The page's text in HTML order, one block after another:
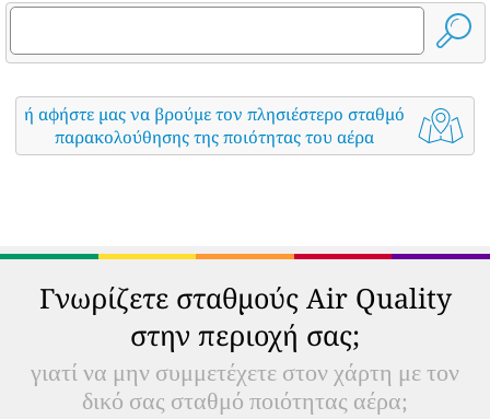
ή αφήστε μας να βρούμε τον πλησιέστερο σταθμό
παρακολούθησης της ποιότητας του αέρα
Γνωρίζετε σταθμούς Air Quality
στην περιοχή σας;
γιατί να μην συμμετέχετε στον χάρτη με τον
δικό σας σταθμό ποιότητας αέρα;